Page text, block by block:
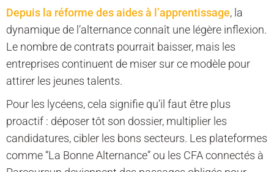
Depuis la réforme des aides à l’apprentissage, la
dynamique de l’alternance connaît une légère inflexion.
Le nombre de contrats pourrait baisser, mais les
entreprises continuent de miser sur ce modèle pour
attirer les jeunes talents.
Pour les lycéens, cela signifie qu’il faut être plus
proactif : déposer tôt son dossier, multiplier les
candidatures, cibler les bons secteurs. Les plateformes
comme “La Bonne Alternance” ou les CFA connectés à